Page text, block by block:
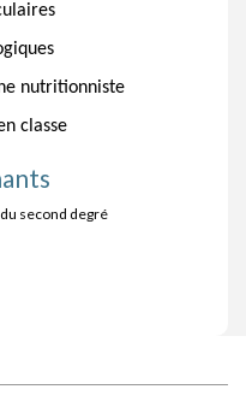
nutritionniste
classe
second degré